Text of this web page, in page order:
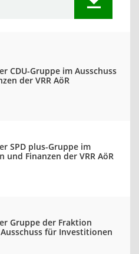
CDU-Gruppe im Ausschuss
der VRR AöR
SPD plus-Gruppe im
Finanzen der VRR AöR
Gruppe der Fraktion
für Investitionen